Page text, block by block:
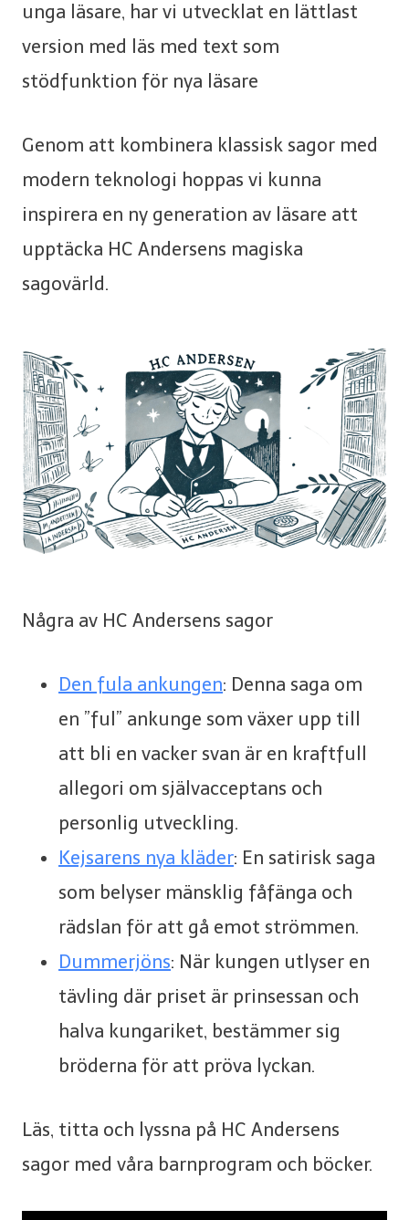
unga läsare, har vi utvecklat en lättlast
version med läs med text som
stödfunktion för nya läsare
Genom att kombinera klassisk sagor med
modern teknologi hoppas vi kunna
inspirera en ny generation av läsare att
upptäcka HC Andersens magiska
sagovärld.
Några av HC Andersens sagor
Den fula ankungen: Denna saga om
en ”ful” ankunge som växer upp till
att bli en vacker svan är en kraftfull
allegori om självacceptans och
personlig utveckling.
Kejsarens nya kläder: En satirisk saga
som belyser mänsklig fåfänga och
rädslan för att gå emot strömmen.
Dummerjöns: När kungen utlyser en
tävling där priset är prinsessan och
halva kungariket, bestämmer sig
bröderna för att pröva lyckan.
Läs, titta och lyssna på HC Andersens
sagor med våra barnprogram och böcker.